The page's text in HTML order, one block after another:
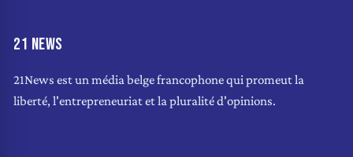
21 NEWS
21News est un média belge francophone qui promeut la
liberté, l'entrepreneuriat et la pluralité d'opinions.